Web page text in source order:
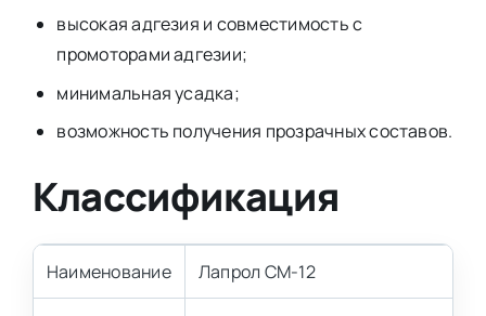
высокая адгезия и совместимость с
промоторами адгезии;
минимальная усадка;
возможность получения прозрачных составов.
Классификация
Наименование Лапрол СМ-12